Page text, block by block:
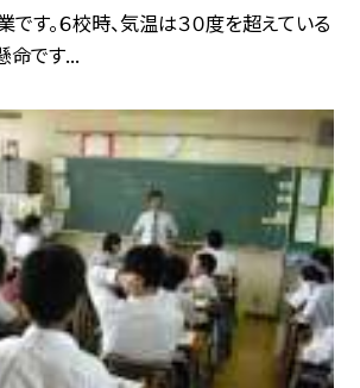
す。６校時、気温は３０度を超えている
命です...